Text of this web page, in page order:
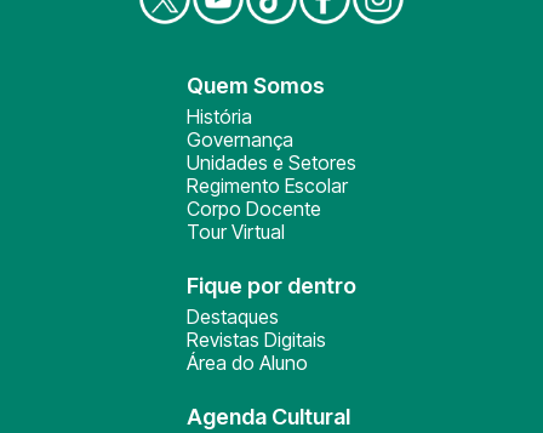
Quem Somos
História
Governança
Unidades e Setores
Regimento Escolar
Corpo Docente
Tour Virtual
Fique por dentro
Destaques
Revistas Digitais
Área do Aluno
Agenda Cultural